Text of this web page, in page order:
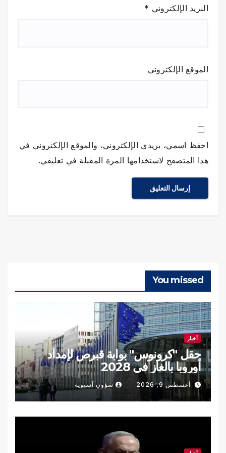
البريد الإلكتروني *
الموقع الإلكتروني
احفظ اسمي، بريدي الإلكتروني، والموقع الإلكتروني في
هذا المتصفح لاستخدامها المرة المقبلة في تعليقي.
You missed
أخبار
حقل "كرونوس" بوابة قبرص لإمداد
أوروبا بالغاز في 2028
أغسطس 9, 2026 شؤون آسيوية